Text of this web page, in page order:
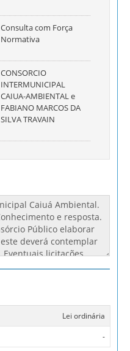
Consulta com Força
Normativa
CONSORCIO
INTERMUNICIPAL
CAIUA-AMBIENTAL e
FABIANO MARCOS DA
SILVA TRAVAIN
Lei ordinária
-